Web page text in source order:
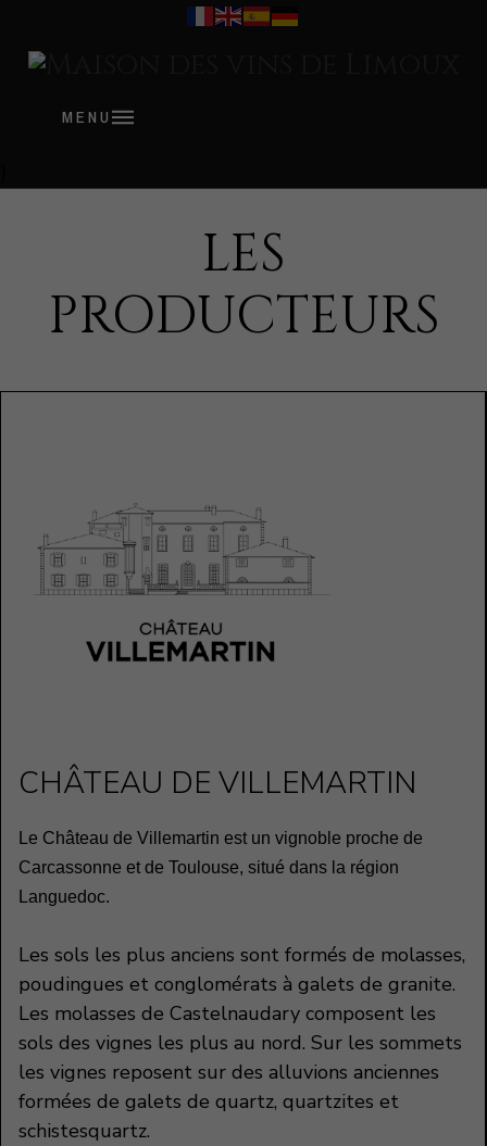
MENU
LES
PRODUCTEURS
CHÂTEAU DE VILLEMARTIN
Le Château de Villemartin est un vignoble proche de
Carcassonne et de Toulouse, situé dans la région
Languedoc.
Les sols les plus anciens sont formés de molasses,
poudingues et conglomérats à galets de granite.
Les molasses de Castelnaudary composent les
sols des vignes les plus au nord. Sur les sommets
les vignes reposent sur des alluvions anciennes
formées de galets de quartz, quartzites et
schistesquartz.